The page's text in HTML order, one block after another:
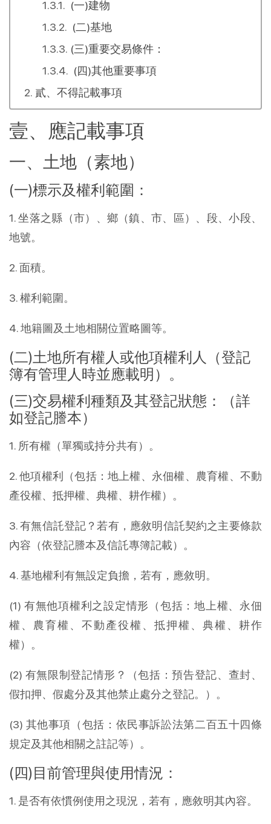
(一)建物
(二)基地
(三)重要交易條件：
(四)其他重要事項
貳、不得記載事項
壹、應記載事項
一、土地（素地）
(一)標示及權利範圍：
1. 坐落之縣（市）、鄉（鎮、市、區）、段、小段、
地號。
2. 面積。
3. 權利範圍。
4. 地籍圖及土地相關位置略圖等。
(二)土地所有權人或他項權利人（登記
簿有管理人時並應載明）。
(三)交易權利種類及其登記狀態：（詳
如登記謄本）
1. 所有權（單獨或持分共有）。
2. 他項權利（包括：地上權、永佃權、農育權、不動
產役權、抵押權、典權、耕作權）。
3. 有無信託登記？若有，應敘明信託契約之主要條款
內容（依登記謄本及信託專簿記載）。
4. 基地權利有無設定負擔，若有，應敘明。
(1) 有無他項權利之設定情形（包括：地上權、永佃
權、農育權、不動產役權、抵押權、典權、耕作
權）。
(2) 有無限制登記情形？（包括：預告登記、查封、
假扣押、假處分及其他禁止處分之登記。）。
(3) 其他事項（包括：依民事訴訟法第二百五十四條
規定及其他相關之註記等）。
(四)目前管理與使用情況：
1. 是否有依慣例使用之現況，若有，應敘明其內容。